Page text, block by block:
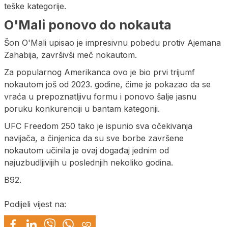
teške kategorije.
O'Mali ponovo do nokauta
Šon O'Mali upisao je impresivnu pobedu protiv Ajemana
Zahabija, završivši meč nokautom.
Za popularnog Amerikanca ovo je bio prvi trijumf
nokautom još od 2023. godine, čime je pokazao da se
vraća u prepoznatljivu formu i ponovo šalje jasnu
poruku konkurenciji u bantam kategoriji.
UFC Freedom 250 tako je ispunio sva očekivanja
navijača, a činjenica da su sve borbe završene
nokautom učinila je ovaj događaj jednim od
najuzbudljivijih u poslednjih nekoliko godina.
B92.
Podijeli vijest na: